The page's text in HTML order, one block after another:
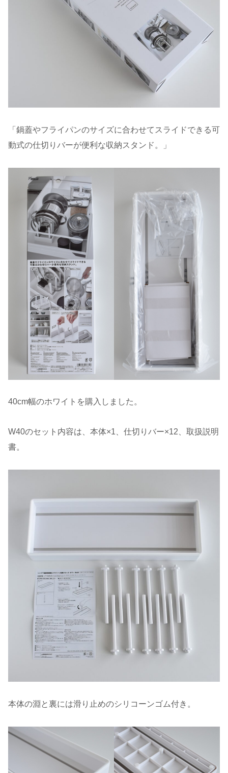
「鍋蓋やフライパンのサイズに合わせてスライドできる可
動式の仕切りバーが便利な収納スタンド。」
40cm幅のホワイトを購入しました。
W40のセット内容は、本体×1、仕切りバー×12、取扱説明
書。
本体の淵と裏には滑り止めのシリコーンゴム付き。